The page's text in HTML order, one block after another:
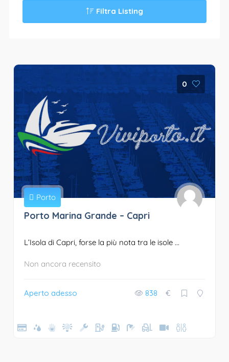
Filtra Listing
0
Porto
Porto Marina Grande – Capri
L’Isola di Capri, forse la più nota tra le isole ...
Non ancora recensito
Aperto adesso 838 €